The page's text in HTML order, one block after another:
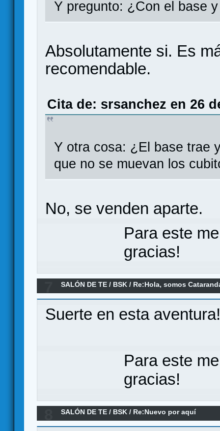
Y pregunto: ¿Con el base
Absolutamente si. Es
recomendable.
Cita de: srsanchez en 26
Y otra cosa: ¿El base trae
que no se muevan los
No, se venden aparte.
Para este
gracias!
SALÓN DE TE / BSK / Re:Hola, somos
Suerte en esta aventura!
Para este
gracias!
SALÓN DE TE / BSK / Re:Nuevo por aquí